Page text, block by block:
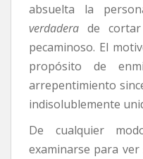
absuelta la
verdadera de
pecaminoso. El
propósito de
arrepentimiento
indisolublemente
De cualquier
examinarse para